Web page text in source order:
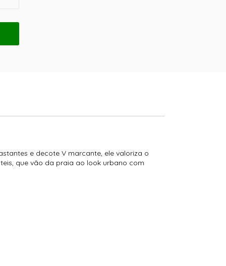
e decote V marcante, ele valoriza o
que vão da praia ao look urbano com